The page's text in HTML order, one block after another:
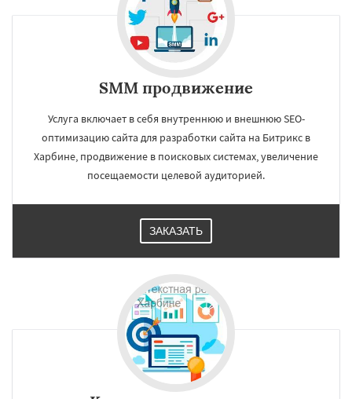
SMM продвижение
Услуга включает в себя внутреннюю и внешнюю SEO-
оптимизацию сайта для разработки сайта на Битрикс в
Харбине, продвижение в поисковых системах, увеличение
посещаемости целевой аудиторией.
ЗАКАЗАТЬ